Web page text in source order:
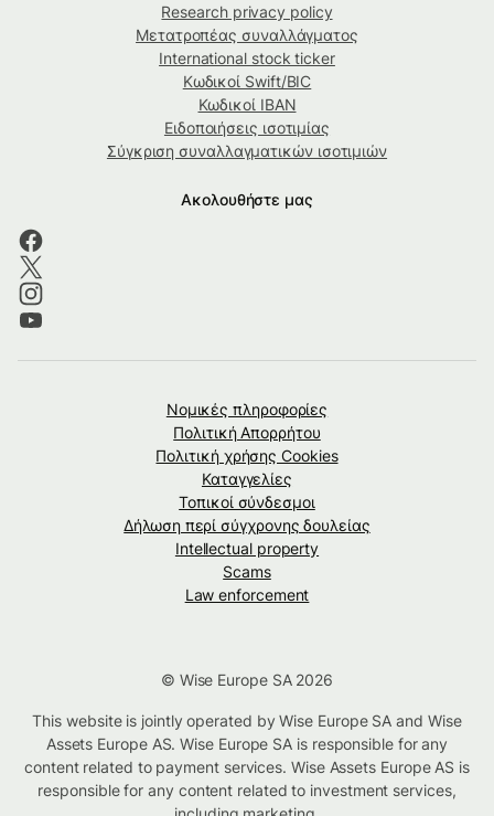
Research privacy policy
Μετατροπέας συναλλάγματος
International stock ticker
Κωδικοί Swift/BIC
Κωδικοί IBAN
Ειδοποιήσεις ισοτιμίας
Σύγκριση συναλλαγματικών ισοτιμιών
Ακολουθήστε μας
Νομικές πληροφορίες
Πολιτική Απορρήτου
Πολιτική χρήσης Cookies
Καταγγελίες
Τοπικοί σύνδεσμοι
Δήλωση περί σύγχρονης δουλείας
Intellectual property
Scams
Law enforcement
© Wise Europe SA 2026
This website is jointly operated by Wise Europe SA and Wise
Assets Europe AS. Wise Europe SA is responsible for any
content related to payment services. Wise Assets Europe AS is
responsible for any content related to investment services,